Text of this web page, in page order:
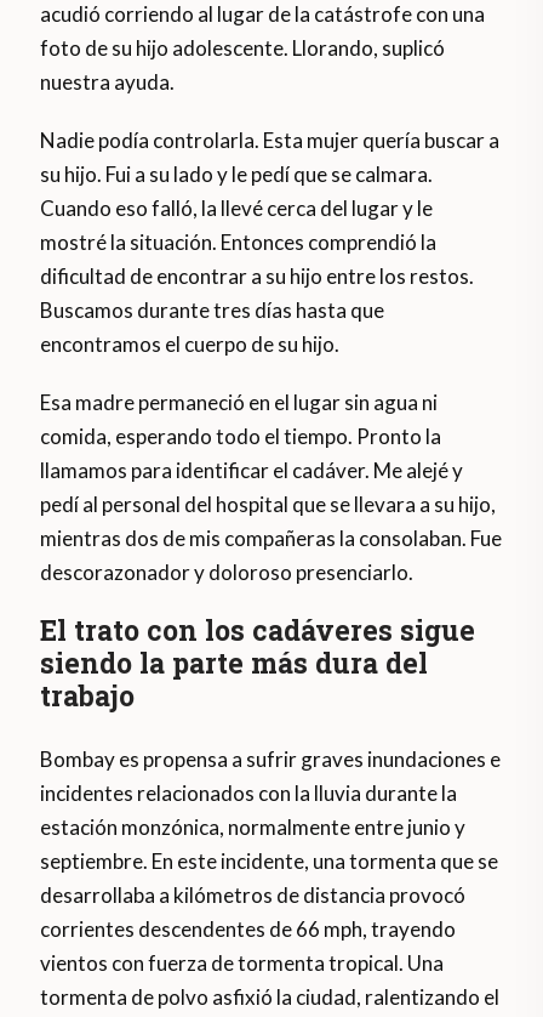
acudió corriendo al lugar de la catástrofe con una
foto de su hijo adolescente. Llorando, suplicó
nuestra ayuda.
Nadie podía controlarla. Esta mujer quería buscar a
su hijo. Fui a su lado y le pedí que se calmara.
Cuando eso falló, la llevé cerca del lugar y le
mostré la situación. Entonces comprendió la
dificultad de encontrar a su hijo entre los restos.
Buscamos durante tres días hasta que
encontramos el cuerpo de su hijo.
Esa madre permaneció en el lugar sin agua ni
comida, esperando todo el tiempo. Pronto la
llamamos para identificar el cadáver. Me alejé y
pedí al personal del hospital que se llevara a su hijo,
mientras dos de mis compañeras la consolaban. Fue
descorazonador y doloroso presenciarlo.
El trato con los cadáveres sigue
siendo la parte más dura del
trabajo
Bombay es propensa a sufrir graves inundaciones e
incidentes relacionados con la lluvia durante la
estación monzónica, normalmente entre junio y
septiembre. En este incidente, una tormenta que se
desarrollaba a kilómetros de distancia provocó
corrientes descendentes de 66 mph, trayendo
vientos con fuerza de tormenta tropical. Una
tormenta de polvo asfixió la ciudad, ralentizando el